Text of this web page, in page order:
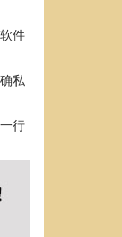
件
私
行